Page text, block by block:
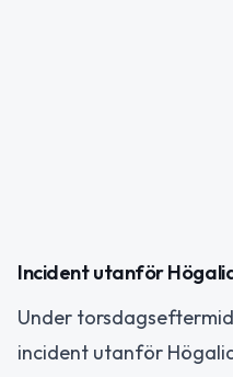
Incident utanför
Under
incident utanför